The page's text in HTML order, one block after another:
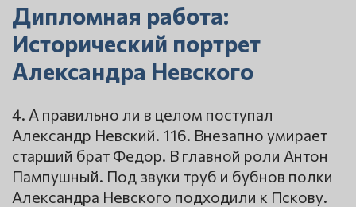
Дипломная работа:
Исторический портрет
Александра Невского
4. А правильно ли в целом поступал
Александр Невский. 116. Внезапно умирает
старший брат Федор. В главной роли Антон
Пампушный. Под звуки труб и бубнов полки
Александра Невского подходили к Пскову.